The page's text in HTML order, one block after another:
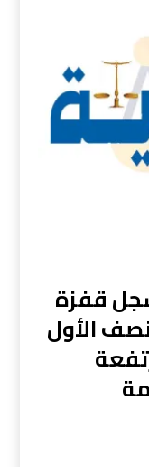
قفزة
الأول